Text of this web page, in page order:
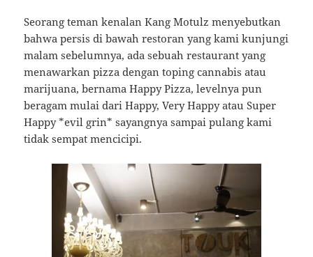
Seorang teman kenalan Kang Motulz menyebutkan
bahwa persis di bawah restoran yang kami kunjungi
malam sebelumnya, ada sebuah restaurant yang
menawarkan pizza dengan toping cannabis atau
marijuana, bernama Happy Pizza, levelnya pun
beragam mulai dari Happy, Very Happy atau Super
Happy *evil grin* sayangnya sampai pulang kami
tidak sempat mencicipi.